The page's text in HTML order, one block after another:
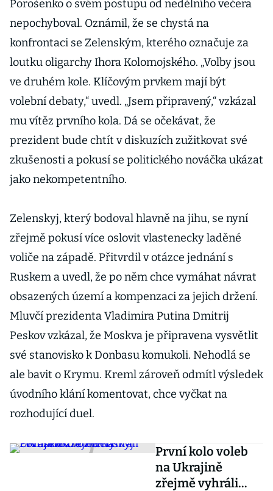
Porošenko o svém postupu od nedělního večera
nepochyboval. Oznámil, že se chystá na
konfrontaci se Zelenským, kterého označuje za
loutku oligarchy Ihora Kolomojského. „Volby jsou
ve druhém kole. Klíčovým prvkem mají být
volební debaty,“ uvedl. „Jsem připravený,“ vzkázal
mu vítěz prvního kola. Dá se očekávat, že
prezident bude chtít v diskuzích zužitkovat své
zkušenosti a pokusí se politického nováčka ukázat
jako nekompetentního.
Zelenskyj, který bodoval hlavně na jihu, se nyní
zřejmě pokusí více oslovit vlastenecky laděné
voliče na západě. Přitvrdil v otázce jednání s
Ruskem a uvedl, že po něm chce vymáhat návrat
obsazených území a kompenzaci za jejich držení.
Mluvčí prezidenta Vladimira Putina Dmitrij
Peskov vzkázal, že Moskva je připravena vysvětlit
své stanovisko k Donbasu komukoli. Nehodlá se
ale bavit o Krymu. Kreml zároveň odmítl výsledek
úvodního klání komentovat, chce vyčkat na
rozhodující duel.
První kolo voleb
na Ukrajině
zřejmě vyhráli